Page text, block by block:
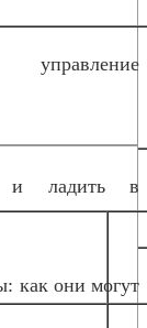
и ладить в
как они могут